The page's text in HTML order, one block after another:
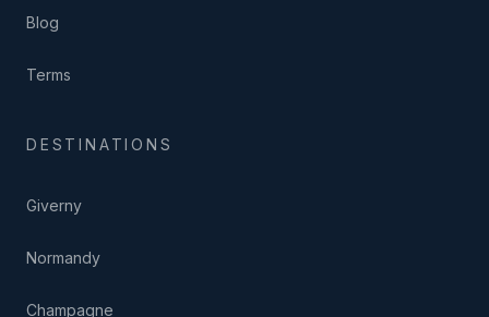
Blog
Terms
DESTINATIONS
Giverny
Normandy
Champagne